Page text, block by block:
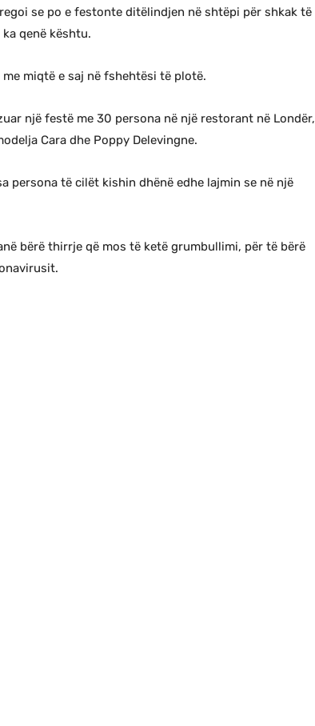
se po e festonte ditëlindjen në shtëpi për shkak të
qenë kështu.
miqtë e saj në fshehtësi të plotë.
një festë me 30 persona në një restorant në Londër,
Cara dhe Poppy Delevingne.
persona të cilët kishin dhënë edhe lajmin se në një
bërë thirrje që mos të ketë grumbullimi, për të bërë